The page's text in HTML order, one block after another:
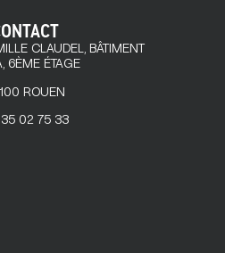
CLAUDEL, BÂTIMENT
6ÈME ÉTAGE
ROUEN
02 75 33